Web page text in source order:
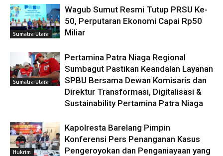
Sumatra Utara
Wagub Sumut Resmi Tutup PRSU Ke-
50, Perputaran Ekonomi Capai Rp50
Miliar
Sumatra Utara
Pertamina Patra Niaga Regional
Sumbagut Pastikan Keandalan Layanan
SPBU Bersama Dewan Komisaris dan
Direktur Transformasi, Digitalisasi &
Sustainability Pertamina Patra Niaga
Hukrim
Kapolresta Barelang Pimpin
Konferensi Pers Penanganan Kasus
Pengeroyokan dan Penganiayaan yang